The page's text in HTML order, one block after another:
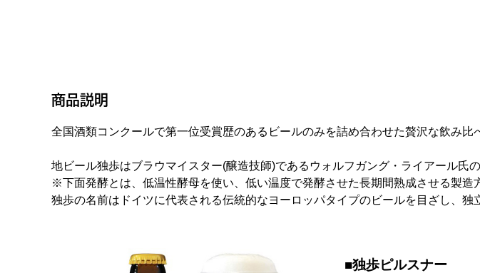
商品説明
全国酒類コンクールで第一位受賞歴のあるビールのみを詰め合わせた贅沢な飲み比
地ビール独歩はブラウマイスター(醸造技師)であるウォルフガング・ライアール氏
※下面発酵とは、低温性酵母を使い、低い温度で発酵させた長期間熟成させる製造
独歩の名前はドイツに代表される伝統的なヨーロッパタイプのビールを目ざし、
独歩ピルスナー